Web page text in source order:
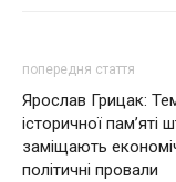
попередня стаття
Ярослав Грицак:
історичної пам’яті
заміщають
політичні провали